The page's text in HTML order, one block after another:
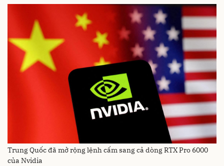
Trung Quốc đã mở rộng lệnh cấm sang cả dòng RTX Pro 6000
của Nvidia